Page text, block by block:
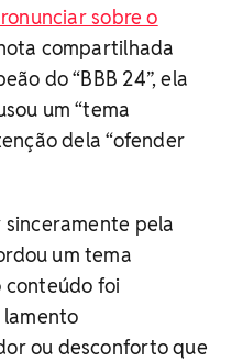
sobre o
compartilhada
do “BBB 24”, ela
um “tema
dela “ofender
pela
um tema
conteúdo foi
lamento
ou desconforto que